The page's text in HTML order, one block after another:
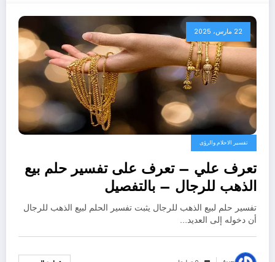
22 مارس، 2025
تفسير الاحلام والرؤى
تعرف علي – تعرف على تفسير حلم بيع
الذهب للرجال – بالتفصيل
تفسير حلم لبيع الذهب للرجال يثبت تفسير الحلم لبيع الذهب للرجال
أن دخوله إلى العديد…